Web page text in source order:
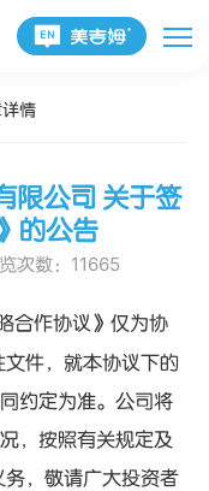
情
限公司 关于签
的公告
次数：11665
合作协议》仅为协
件，就本协议下的
约定为准。公司将
，按照有关规定及
，敬请广大投资者